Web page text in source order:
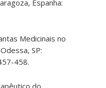
Espanha:
Medicinais no
SP:
458.
do